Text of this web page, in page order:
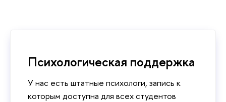
Психологическая поддержка
У нас есть штатные психологи, запись к
которым доступна для всех студентов